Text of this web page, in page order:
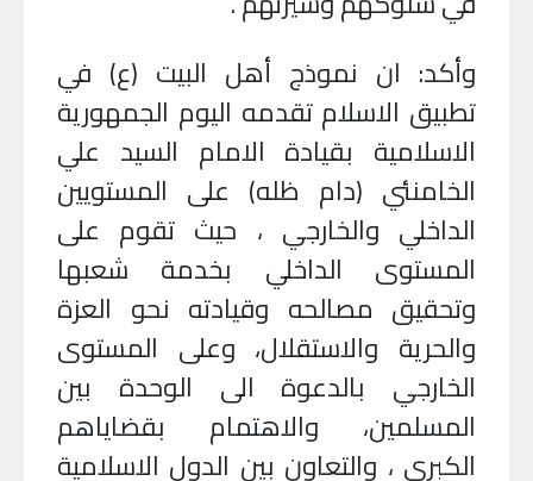
وأكد: ان نموذج أهل البيت (ع) في
تطبيق الاسلام تقدمه اليوم الجمهورية
الاسلامية بقيادة الامام السيد علي
الخامنئي (دام ظله) على المستويين
الداخلي والخارجي ، حيث تقوم على
المستوى الداخلي بخدمة شعبها
وتحقيق مصالحه وقيادته نحو العزة
والحرية والاستقلال، وعلى المستوى
الخارجي بالدعوة الى الوحدة بين
المسلمين، والاهتمام بقضاياهم
الكبرى ، والتعاون بين الدول الاسلامية